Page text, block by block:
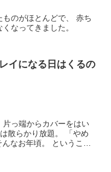
がほとんどで、 赤ち
なってきました。
イになる日はくるの
っ端からカバーをはい